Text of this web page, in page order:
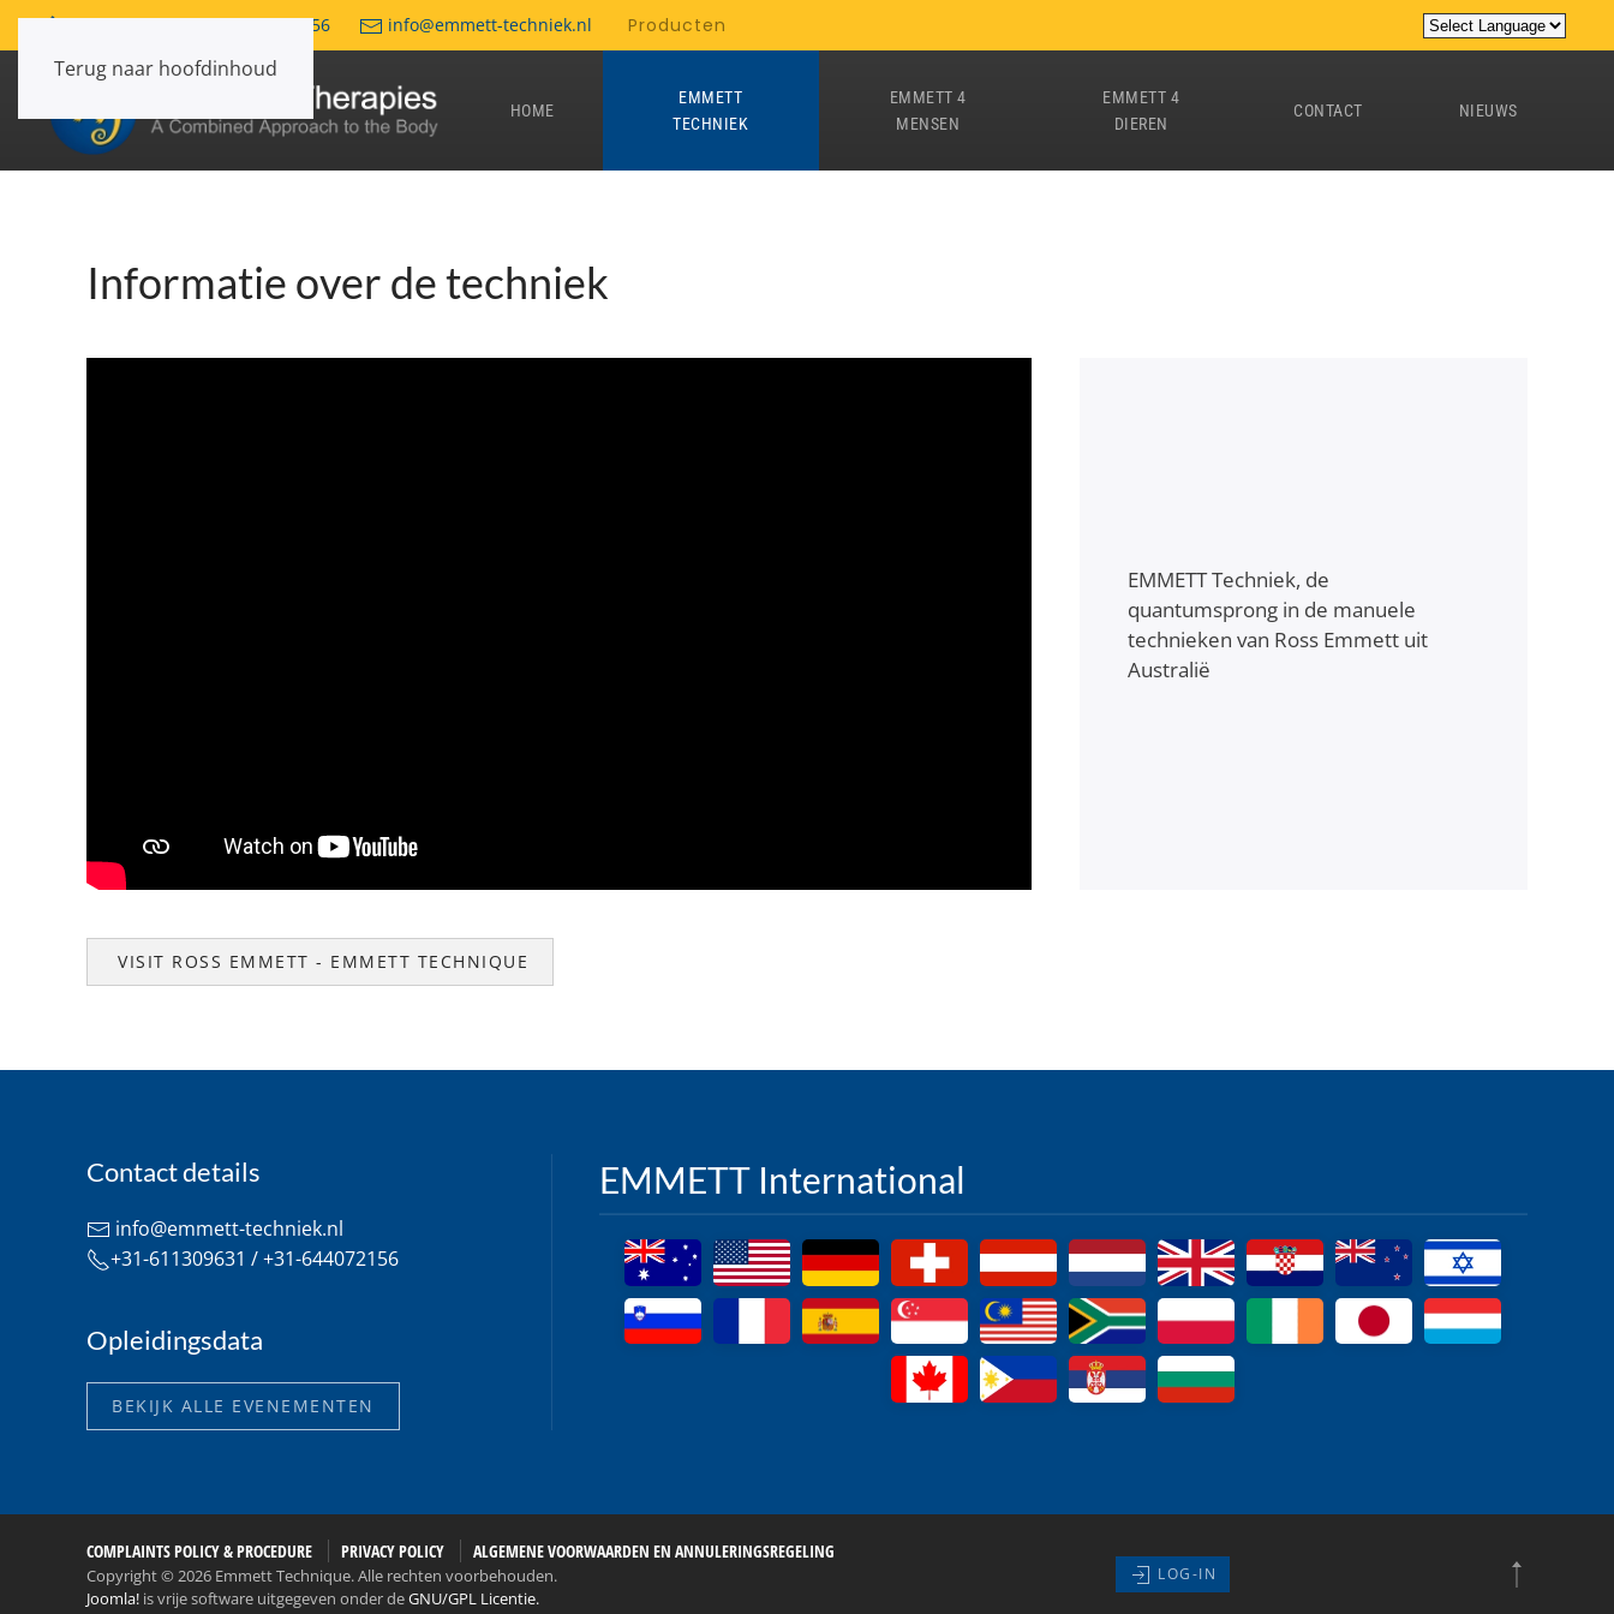
Terug naar hoofdinhoud
+31-611309631 / +31-644072156 info@emmett-techniek.nl Producten
HOME
EMMETT
TECHNIEK
EMMETT 4
MENSEN
EMMETT 4
DIEREN
CONTACT NIEUWS
Informatie over de techniek
EMMETT Techniek, de
quantumsprong in de manuele
technieken van Ross Emmett uit
Australië
VISIT ROSS EMMETT - EMMETT TECHNIQUE
Contact details
info@emmett-techniek.nl
+31-611309631 / +31-644072156
Opleidingsdata
BEKIJK ALLE EVENEMENTEN
EMMETT International
COMPLAINTS POLICY & PROCEDURE PRIVACY POLICY ALGEMENE VOORWAARDEN EN ANNULERINGSREGELING
Copyright © 2026 Emmett Technique. Alle rechten voorbehouden.
Joomla! is vrije software uitgegeven onder deGNU/GPL Licentie.
LOG-IN